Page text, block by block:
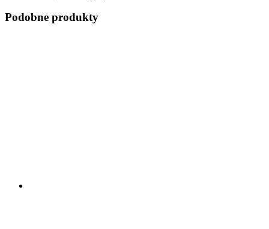
Podobne produkty